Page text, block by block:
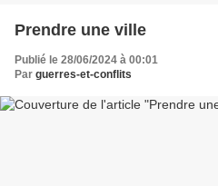
Prendre une ville
Publié le 28/06/2024 à 00:01
Par guerres-et-conflits